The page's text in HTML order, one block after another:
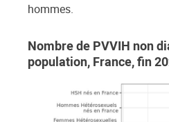
hommes.
Nombre de PVVIH non
population, France, fin